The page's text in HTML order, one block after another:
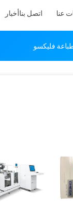
عنا اتصل بناأخبار
فليكسو